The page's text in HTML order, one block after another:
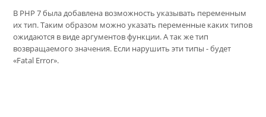
В PHP 7 была добавлена возможность указывать переменным
их тип. Таким образом можно указать переменные каких типов
ожидаются в виде аргументов функции. А так же тип
возвращаемого значения. Если нарушить эти типы - будет
«Fatal Error».